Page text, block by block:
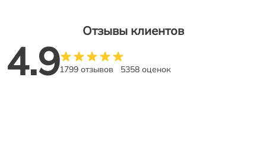
Отзывы клиентов
4.91799 отзывов 5358 оценок